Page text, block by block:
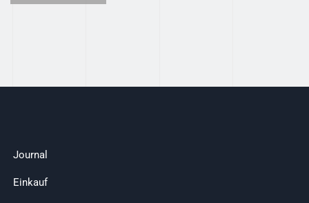
Journal
Einkauf